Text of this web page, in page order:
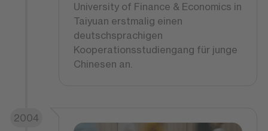
University of Finance & Economics in
Taiyuan erstmalig einen
deutschsprachigen
Kooperationsstudiengang für junge
Chinesen an.
2004